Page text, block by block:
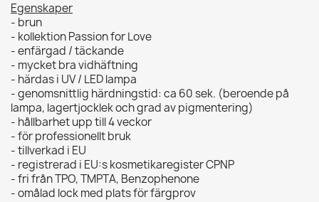
Egenskaper
- brun
- kollektion Passion for Love
- enfärgad / täckande
- mycket bra vidhäftning
- härdas i UV / LED lampa
- genomsnittlig härdningstid: ca 60 sek. (beroende på
lampa, lagertjocklek och grad av pigmentering)
- hållbarhet upp till 4 veckor
- för professionellt bruk
- tillverkad i EU
- registrerad i EU:s kosmetikaregister CPNP
- fri från TPO, TMPTA, Benzophenone
- omålad lock med plats för färgprov